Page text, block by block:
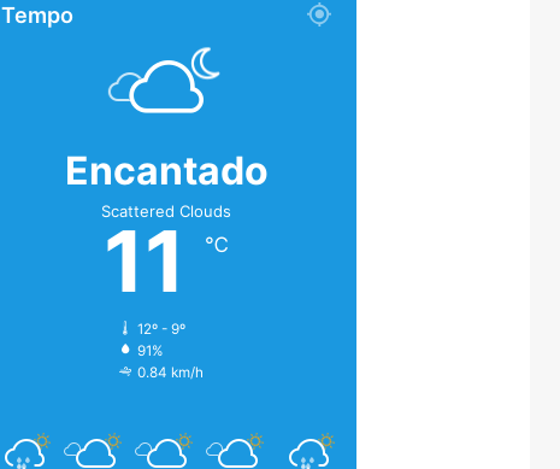
Tempo
Encantado
Scattered Clouds
11 ℃
12º - 9º
91%
0.84 km/h